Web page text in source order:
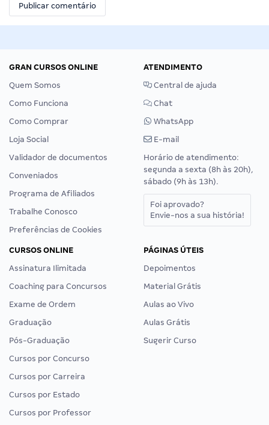
GRAN CURSOS ONLINE
Quem Somos
Como Funciona
Como Comprar
Loja Social
Validador de documentos
Conveniados
Programa de Afiliados
Trabalhe Conosco
Preferências de Cookies
ATENDIMENTO
Central de ajuda
Chat
WhatsApp
E-mail
Horário de atendimento:
segunda a sexta (8h às 20h),
sábado (9h às 13h).
Foi aprovado?
Envie-nos a sua história!
CURSOS ONLINE
Assinatura Ilimitada
Coaching para Concursos
Exame de Ordem
Graduação
Pós-Graduação
Cursos por Concurso
Cursos por Carreira
Cursos por Estado
Cursos por Professor
PÁGINAS ÚTEIS
Depoimentos
Material Grátis
Aulas ao Vivo
Aulas Grátis
Sugerir Curso